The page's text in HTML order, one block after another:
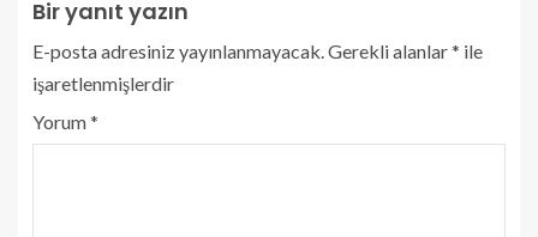
Bir yanıt yazın
E-posta adresiniz yayınlanmayacak. Gerekli alanlar* ile
işaretlenmişlerdir
Yorum*